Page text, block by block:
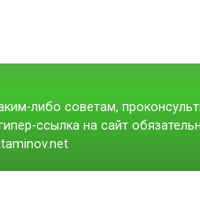
либо советам,
ссылка на сайт